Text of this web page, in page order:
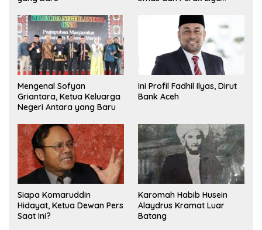
Mengenal Sofyan
Griantara, Ketua Keluarga
Negeri Antara yang Baru
Ini Profil Fadhil Ilyas, Dirut
Bank Aceh
Siapa Komaruddin
Hidayat, Ketua Dewan Pers
Saat Ini?
Karomah Habib Husein
Alaydrus Kramat Luar
Batang